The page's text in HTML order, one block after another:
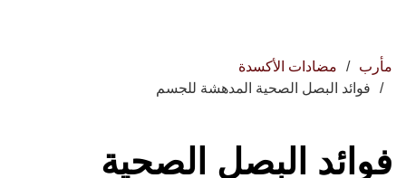
مأرب
مضادات الأكسدة
فوائد البصل الصحية المدهشة للجسم
فوائد البصل الصحية